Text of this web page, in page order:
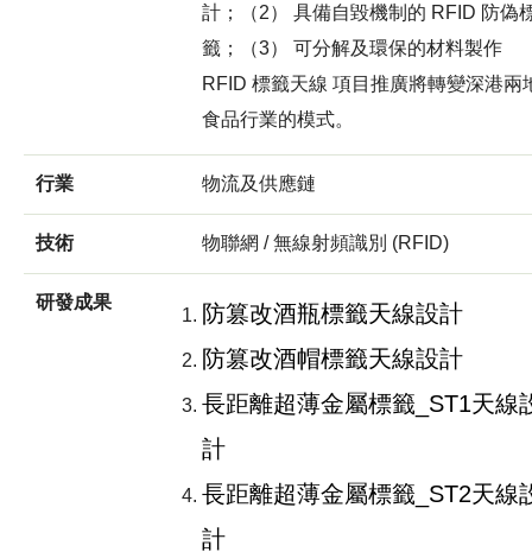
計；（2） 具備自毀機制的 RFID 防偽
籤；（3） 可分解及環保的材料製作
RFID 標籤天線 項目推廣將轉變深港兩
食品行業的模式。
行業 物流及供應鏈
技術 物聯網 / 無線射頻識別 (RFID)
研發成果
防篡改酒瓶標籤天線設計
防篡改酒帽標籤天線設計
長距離超薄金屬標籤_ST1天線
計
長距離超薄金屬標籤_ST2天線
計